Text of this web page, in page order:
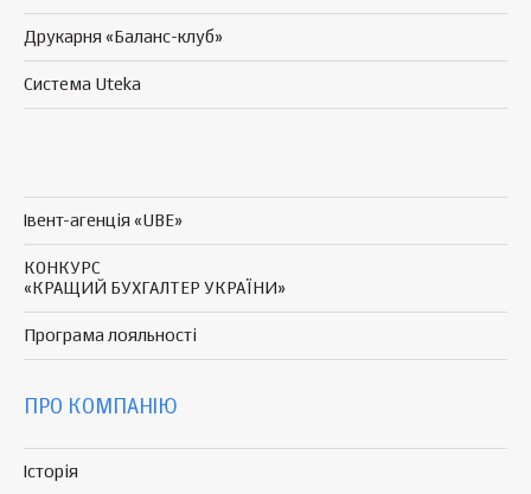
Друкарня «Баланс-клуб»
Система Uteka
Івент-агенція «UBE»
КОНКУРС
«КРАЩИЙ БУХГАЛТЕР УКРАЇНИ»
Програма лояльності
ПРО КОМПАНІЮ
Історія